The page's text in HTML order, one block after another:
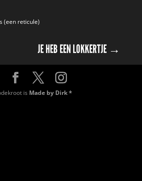
(een reticule)
JE HEB EEN LOKKERTJE →
is Made by Dirk *